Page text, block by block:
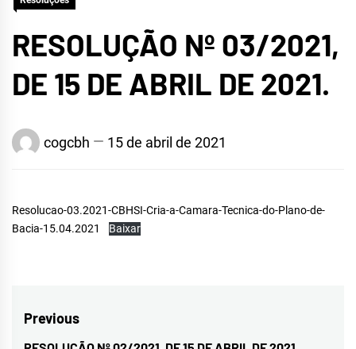
RESOLUÇÃO Nº 03/2021,
DE 15 DE ABRIL DE 2021.
cogcbh 15 de abril de 2021
Resolucao-03.2021-CBHSI-Cria-a-Camara-Tecnica-do-Plano-de-
Bacia-15.04.2021
Baixar
Navegação
Previous